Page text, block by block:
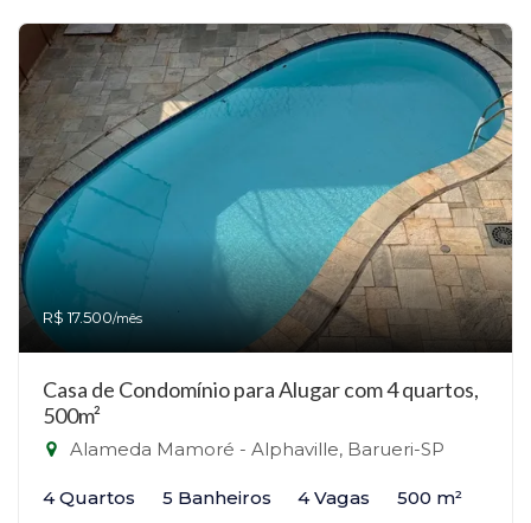
R$ 17.500/mês
Casa de Condomínio para Alugar com 4 quartos,
500m²
Alameda Mamoré - Alphaville, Barueri-SP
4 Quartos 5 Banheiros 4 Vagas 500 m²